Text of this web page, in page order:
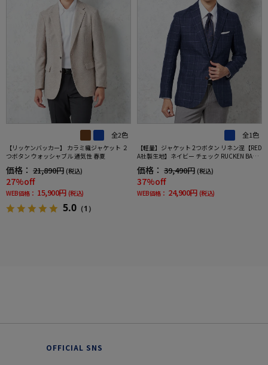
全2色
【リッケンバッカー】 カラミ織ジャケット ２
つボタン ウォッシャブル 通気性 春夏
価格： 21,890円 (税込)
27%off
WEB価格： 15,900円 (税込)
5.0 （1）
全1色
【軽量】ジャケット 2つボタン リネン混【RED
A社製生地】ネイビー チェック RUCKEN BACC
価格： 39,490円 (税込)
37%off
WEB価格： 24,900円 (税込)
OFFICIAL SNS